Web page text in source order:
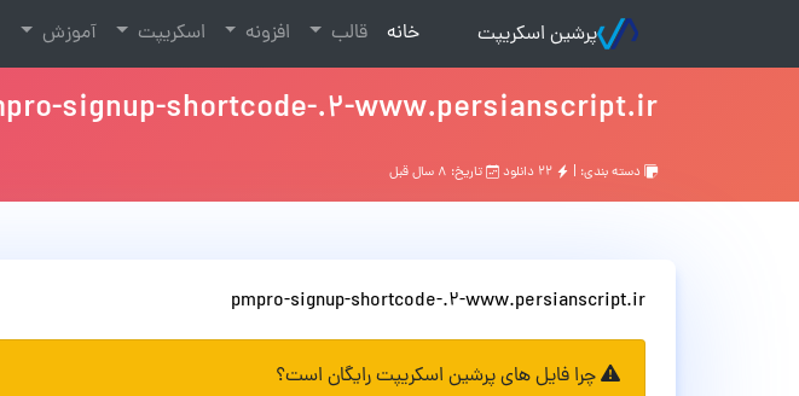
پرشین اسکریپت خانه
(current) قالب افزونه اسکریپت آموزش
signup-shortcode-.2-www.persianscript.ir
دسته بندی: | تاریخ: ۸ سال قبل
pmpro-signup-shortcode-.2-www.persianscript.ir
چرا فایل های پرشین اسکریپت رایگان است؟